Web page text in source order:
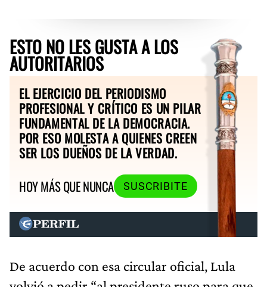
ESTO NO LES GUSTA A LOS
AUTORITARIOS
EL EJERCICIO DEL PERIODISMO
PROFESIONAL Y CRÍTICO ES UN PILAR
FUNDAMENTAL DE LA DEMOCRACIA.
POR ESO MOLESTA A QUIENES CREEN
SER LOS DUEÑOS DE LA VERDAD.
HOY MÁS QUE NUNCA
SUSCRIBITE
De acuerdo con esa circular oficial, Lula